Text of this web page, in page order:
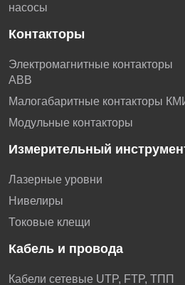
насосы
Контакторы
Электромагнитные контакторы
АВВ
Малогабаритные контакторы
Модульные контакторы
Измерительный
Лазерные уровни
Нивелиры
Токовые клещи
Кабель и провода
Кабели сетевые UTP, FTP, ТПП